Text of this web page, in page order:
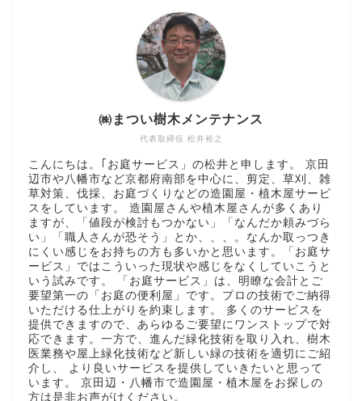
代表取締役 松井裕之
㈱まつい樹木メンテナンス
こんにちは。｢お庭サービス」の松井と申します。 京田
辺市や八幡市など京都府南部を中心に、剪定、草刈、雑
草対策、伐採、お庭づくりなどの造園屋・植木屋サービ
スをしています。 造園屋さんや植木屋さんが多くあり
ますが、「値段が検討もつかない」「なんだか頼みづら
い」「職人さんが恐そう」とか、、、。なんか取っつき
にくい感じをお持ちの方も多いかと思います。「お庭サ
ービス」ではこういった現状や感じをなくしていこうと
いう試みです。 「お庭サービス」は、明瞭な会計とご
要望第一の「お庭の便利屋」です。プロの技術でご納得
いただける仕上がりを約束します。 多くのサービスを
提供できますので、あらゆるご要望にワンストップで対
応できます。一方で、進んだ緑化技術を取り入れ、樹木
医業務や屋上緑化技術など新しい緑の技術を適切にご紹
介し、 より良いサービスを提供していきたいと思って
います。 京田辺・八幡市で造園屋・植木屋をお探しの
方は是非お声がけください。